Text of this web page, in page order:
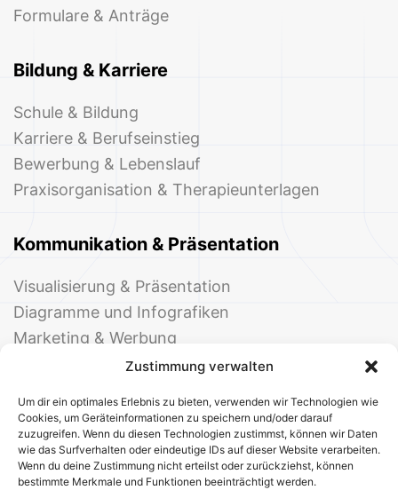
Zustimmung verwalten
Um dir ein optimales Erlebnis zu bieten, verwenden wir Technologien wie
Cookies, um Geräteinformationen zu speichern und/oder darauf
zuzugreifen. Wenn du diesen Technologien zustimmst, können wir Daten
wie das Surfverhalten oder eindeutige IDs auf dieser Website verarbeiten.
Wenn du deine Zustimmung nicht erteilst oder zurückziehst, können
bestimmte Merkmale und Funktionen beeinträchtigt werden.
Formulare & Anträge
Bildung & Karriere
Schule & Bildung
Karriere & Berufseinstieg
Bewerbung & Lebenslauf
Praxisorganisation & Therapieunterlagen
Kommunikation & Präsentation
Visualisierung & Präsentation
Diagramme und Infografiken
Marketing & Werbung
Events & Einladungen
© 2025 Deine Welt der Office-Vorlagen